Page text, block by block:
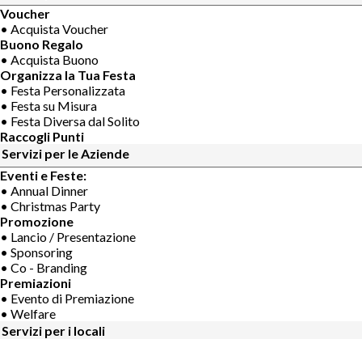
Voucher
• Acquista Voucher
Buono Regalo
• Acquista Buono
Organizza la Tua Festa
• Festa Personalizzata
• Festa su Misura
• Festa Diversa dal Solito
Raccogli Punti
Servizi per le Aziende
Eventi e Feste:
• Annual Dinner
• Christmas Party
Promozione
• Lancio / Presentazione
• Sponsoring
• Co - Branding
Premiazioni
• Evento di Premiazione
• Welfare
Servizi per i locali